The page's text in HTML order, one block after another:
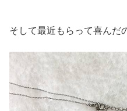
そして最近もらって喜んだ